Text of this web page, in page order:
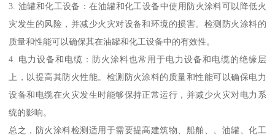
3. 油罐和化工设备：在油罐和化工设备中使用防火涂料可以降低火
灾发生的风险，并减少火灾对设备和环境的损害。检测防火涂料的
质量和性能可以确保其在油罐和化工设备中的有效性。
4. 电力设备和电缆：防火涂料也常用于电力设备和电缆的绝缘层
上，以提高其防火性能。检测防火涂料的质量和性能可以确保电力
设备和电缆在火灾发生时能够保持正常运行，并减少火灾对电力系
统的影响。
总之，防火涂料检测适用于需要提高建筑物、船舶、、油罐、化工